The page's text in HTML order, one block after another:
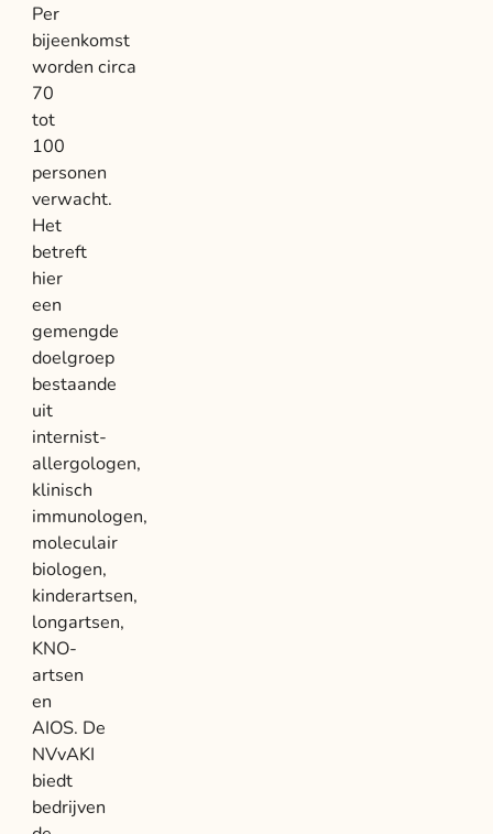
Per
bijeenkomst
worden circa
70
tot
100
personen
verwacht.
Het
betreft
hier
een
gemengde
doelgroep
bestaande
uit
internist-
allergologen,
klinisch
immunologen,
moleculair
biologen,
kinderartsen,
longartsen,
KNO-
artsen
en
AIOS. De
NVvAKI
biedt
bedrijven